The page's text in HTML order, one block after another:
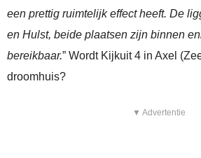
een prettig ruimtelijk effect heeft. De
en Hulst, beide plaatsen zijn binnen
bereikbaar.” Wordt Kijkuit 4 in Axel
droomhuis?
▼ Advertentie